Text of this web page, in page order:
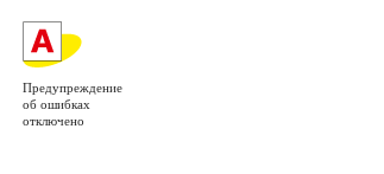
Предупреждение
об ошибках
отключено